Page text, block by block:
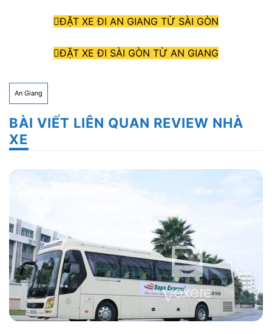
ĐẶT XE ĐI AN GIANG TỪ SÀI GÒN
ĐẶT XE ĐI SÀI GÒN TỪ AN GIANG
An Giang
BÀI VIẾT LIÊN QUAN REVIEW NHÀ
XE